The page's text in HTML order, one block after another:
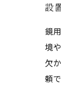
設
鏡
境
欠
頼